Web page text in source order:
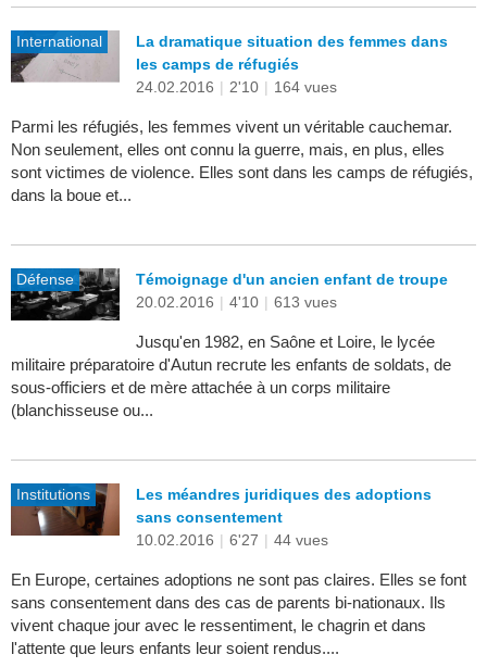
International
La dramatique situation des femmes dans
les camps de réfugiés
24.02.2016 | 2'10 | 164 vues
Parmi les réfugiés, les femmes vivent un véritable cauchemar.
Non seulement, elles ont connu la guerre, mais, en plus, elles
sont victimes de violence. Elles sont dans les camps de réfugiés,
dans la boue et...
Défense
Témoignage d'un ancien enfant de troupe
20.02.2016 | 4'10 | 613 vues
Jusqu'en 1982, en Saône et Loire, le lycée
militaire préparatoire d'Autun recrute les enfants de soldats, de
sous-officiers et de mère attachée à un corps militaire
(blanchisseuse ou...
Institutions
Les méandres juridiques des adoptions
sans consentement
10.02.2016 | 6'27 | 44 vues
En Europe, certaines adoptions ne sont pas claires. Elles se font
sans consentement dans des cas de parents bi-nationaux. Ils
vivent chaque jour avec le ressentiment, le chagrin et dans
l'attente que leurs enfants leur soient rendus....